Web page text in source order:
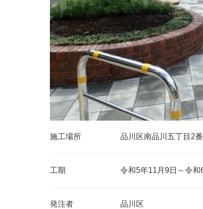
施工場所 品川区南品川五丁目2番
工期 令和5年11月9日～令和6年
発注者 品川区